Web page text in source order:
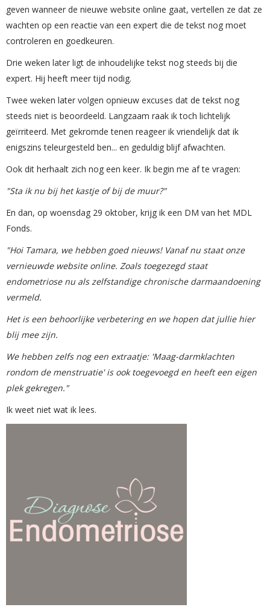
geven wanneer de nieuwe website online gaat, vertellen ze dat ze
wachten op een reactie van een expert die de tekst nog moet
controleren en goedkeuren.
Drie weken later ligt de inhoudelijke tekst nog steeds bij die
expert. Hij heeft meer tijd nodig.
Twee weken later volgen opnieuw excuses dat de tekst nog
steeds niet is beoordeeld. Langzaam raak ik toch lichtelijk
geïrriteerd. Met gekromde tenen reageer ik vriendelijk dat ik
enigszins teleurgesteld ben... en geduldig blijf afwachten.
Ook dit herhaalt zich nog een keer. Ik begin me af te vragen:
"Sta ik nu bij het kastje of bij de muur?"
En dan, op woensdag 29 oktober, krijg ik een DM van het MDL
Fonds.
"Hoi Tamara, we hebben goed nieuws! Vanaf nu staat onze
vernieuwde website online. Zoals toegezegd staat
endometriose nu als zelfstandige chronische darmaandoening
vermeld.
Het is een behoorlijke verbetering en we hopen dat jullie hier
blij mee zijn.
We hebben zelfs nog een extraatje: 'Maag-darmklachten
rondom de menstruatie' is ook toegevoegd en heeft een eigen
plek gekregen."
Ik weet niet wat ik lees.